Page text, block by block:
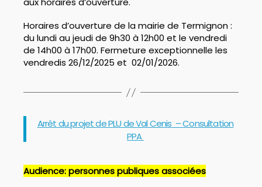
Horaires d’ouverture de la mairie de Termignon :
du lundi au jeudi de 9h30 à 12h00 et le vendredi
de 14h00 à 17h00. Fermeture exceptionnelle les
vendredis 26/12/2025 et 02/01/2026.
Catégories
Arrêt du projet de PLU de Val Cenis – Consultation
PPA
Audience: personnes publiques associées